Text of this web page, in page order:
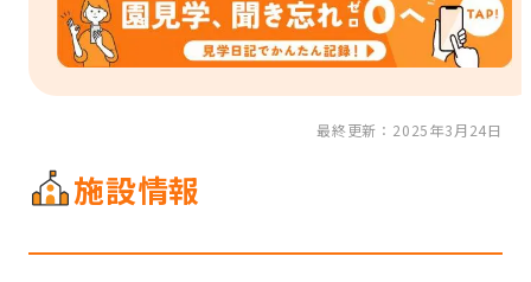
最終更新：2025年3月24日
施設情報